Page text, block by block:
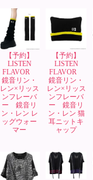
【予約】
LISTEN
FLAVOR
鏡音リン・
レン×リッス
ンフレーバ
ー 鏡音リ
ン・レン レ
ッグウォー
マー
【予約】
LISTEN
FLAVOR
鏡音リン・
レン×リッス
ンフレーバ
ー 鏡音リ
ン・レン 猫
耳ニットキ
ャップ